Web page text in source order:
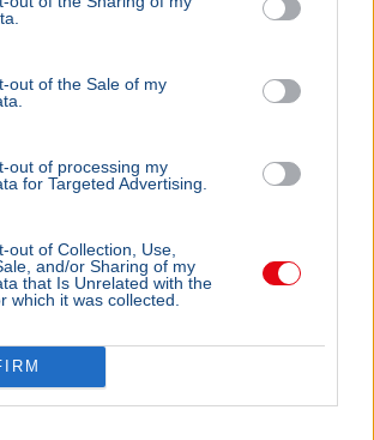
out of the Sale of my
out of processing my
for Targeted Advertising.
out of Collection, Use,
and/or Sharing of my
that Is Unrelated with the
which it was collected.
a sepsiszentgyörgyi
fenyegetést
BELFÖLD
Őrültség